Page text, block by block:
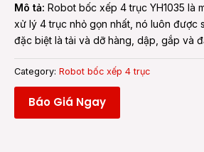
Mô tả: Robot bốc xếp 4 trục YH1035 là
xử lý 4 trục nhỏ gọn nhất, nó luôn được
đặc biệt là tải và dỡ hàng, dập, gắp và
Category: Robot bốc xếp 4 trục
Báo Giá Ngay